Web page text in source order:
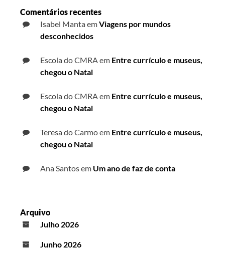
Comentários recentes
Isabel MantaemViagens por mundos
desconhecidos
Escola do CMRAem Entre currículo e museus,
chegou o Natal
Escola do CMRAem Entre currículo e museus,
chegou o Natal
Teresa do Carmoem Entre currículo e museus,
chegou o Natal
Ana Santosem Um ano de faz de conta
Arquivo
Julho 2026
Junho 2026